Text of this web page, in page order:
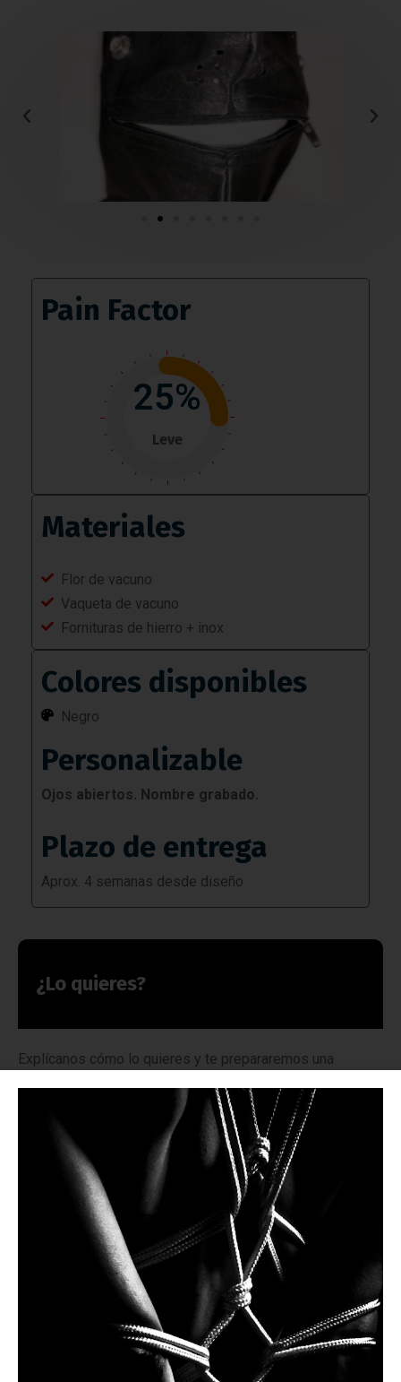
Pain Factor
25%
Leve
Materiales
Flor de vacuno
Vaqueta de vacuno
Fornituras de hierro + inox
Colores disponibles
Negro
Personalizable
Ojos abiertos. Nombre grabado.
Plazo de entrega
Aprox. 4 semanas desde diseño
¿Lo quieres?
Explícanos cómo lo quieres y te prepararemos una
por teléfono, WhatsApp o email.
Nombre
Teléfono móvil con WhatsApp
Correo electrónico